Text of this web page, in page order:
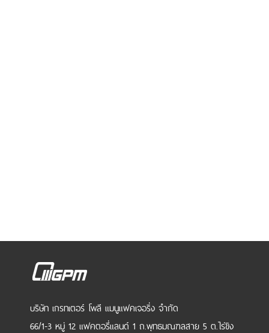
บริษัท เกรทเตอร์ โพลี แมนูแฟคเจอริ่ง จำกัด
66/1-3 หมู่ 12 แฟคตอรี่แลนด์ 1 ถ.พุทธมณฑลสาย 5 ต.ไร่ขิง